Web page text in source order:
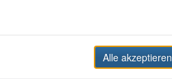
Alle akzeptieren